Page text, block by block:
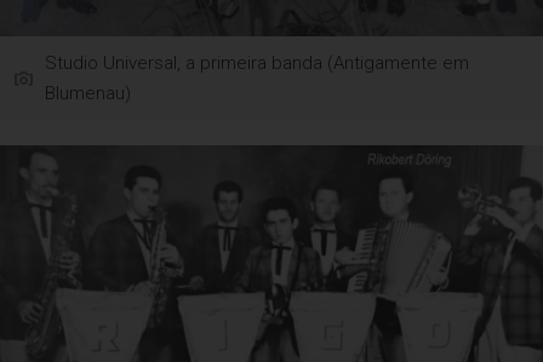
Studio Universal, a primeira banda (Antigamente em
Blumenau)